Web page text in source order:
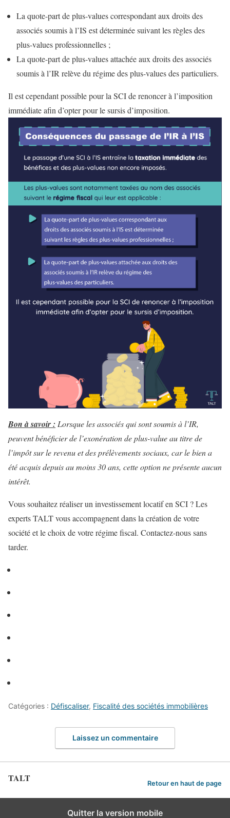
La quote-part de plus-values correspondant aux droits des
associés soumis à l’IS est déterminée suivant les règles des
plus-values professionnelles ;
La quote-part de plus-values attachée aux droits des associés
soumis à l’IR relève du régime des plus-values des particuliers.
Il est cependant possible pour la SCI de renoncer à l’imposition
immédiate afin d’opter pour le sursis d’imposition.
Bon à savoir : Lorsque les associés qui sont soumis à l’IR,
peuvent bénéficier de l’exonération de plus-value au titre de
l’impôt sur le revenu et des prélèvements sociaux, car le bien a
été acquis depuis au moins 30 ans, cette option ne présente aucun
intérêt.
Vous souhaitez réaliser un investissement locatif en SCI ? Les
experts TALT vous accompagnent dans la création de votre
société et le choix de votre régime fiscal. Contactez-nous sans
tarder.
Catégories : Défiscaliser, Fiscalité des sociétés immobilières
Laissez un commentaire
TALT Retour en haut de page
Quitter la version mobile